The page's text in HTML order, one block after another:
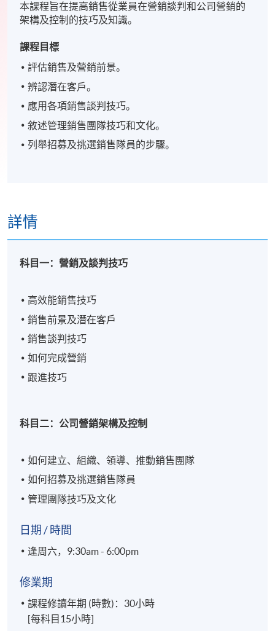
本課程旨在提高銷售從業員在營銷談判和公司營銷的
架構及控制的技巧及知識。
課程目標
評估銷售及營銷前景。
辨認潛在客戶。
應用各項銷售談判技巧。
敘述管理銷售團隊技巧和文化。
列舉招募及挑選銷售隊員的步驟。
詳情
科目一：營銷及談判技巧
高效能銷售技巧
銷售前景及潛在客戶
銷售談判技巧
如何完成營銷
跟進技巧
科目二：公司營銷架構及控制
如何建立、組織、領導、推動銷售團隊
如何招募及挑選銷售隊員
管理團隊技巧及文化
日期 / 時間
逢周六，9:30am - 6:00pm
修業期
課程修讀年期 (時數)：30小時
[每科目15小時]